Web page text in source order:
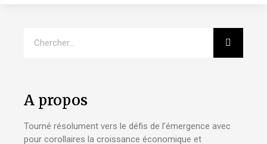
A propos
Tourné résolument vers le défis de l’émergence avec
pour corollaires la croissance économique et